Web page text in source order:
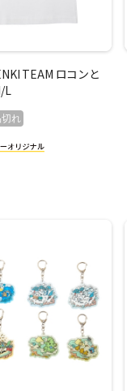
TEAM ロコンと
L
れ